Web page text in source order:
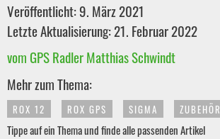
Veröffentlicht: 9. März 2021
Letzte Aktualisierung: 21. Februar 2022
vom GPS Radler Matthias Schwindt
Mehr zum Thema:
ROX 12 ROX GPS SIGMA ZUBEHÖR
Tippe auf ein Thema und finde alle passenden Artikel